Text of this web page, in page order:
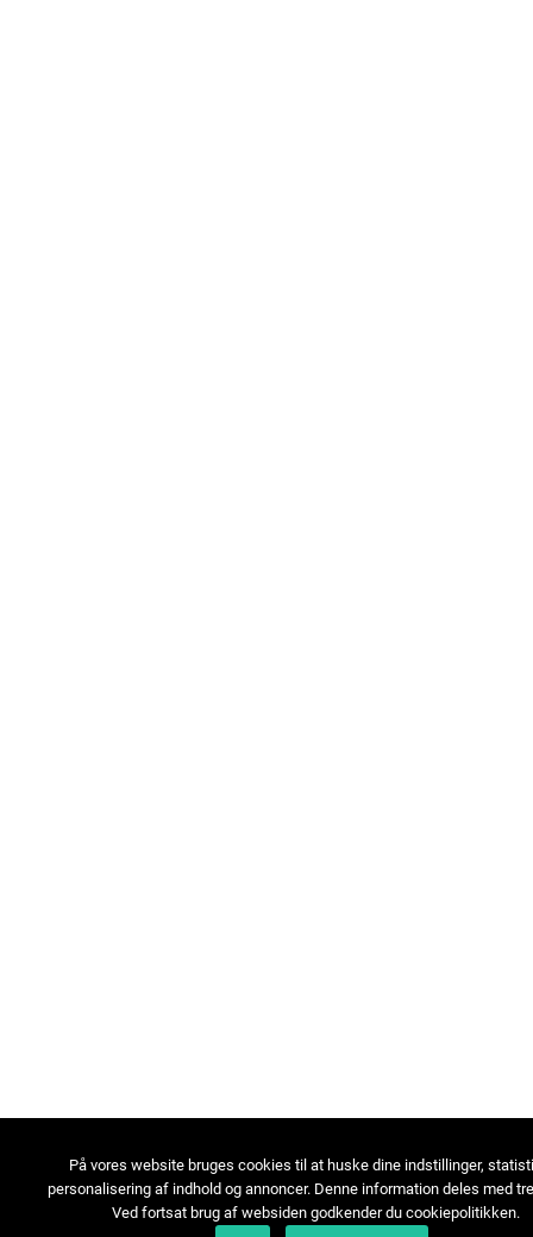
På vores website bruges cookies til at huske dine indstillinger,
personalisering af indhold og annoncer. Denne information deles med
Ved fortsat brug af websiden godkender du cookiepolitikken.